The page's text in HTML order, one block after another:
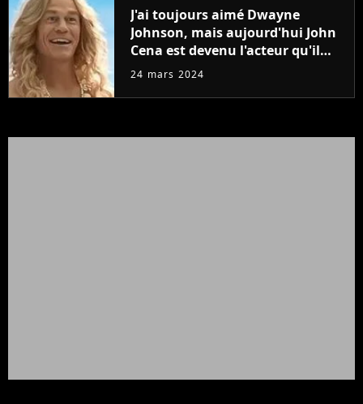
J'ai toujours aimé Dwayne
Johnson, mais aujourd'hui John
Cena est devenu l'acteur qu'il
rêvait d'être (et Ricky Stanicky le
24 mars 2024